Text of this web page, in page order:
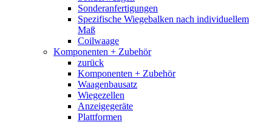
Sonderanfertigungen
Spezifische Wiegebalken nach individuellem
Maß
Coilwaage
Komponenten + Zubehör
zurück
Komponenten + Zubehör
Waagenbausatz
Wiegezellen
Anzeigegeräte
Plattformen